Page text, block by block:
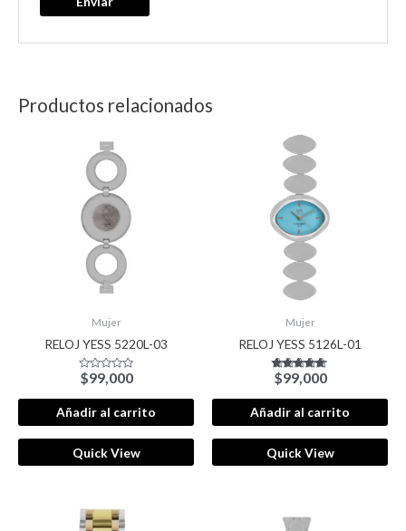
Productos relacionados
Mujer
RELOJ YESS 5220L-03
Valorado
con
0
de
5
$99,000
Añadir al carrito
Quick View
Mujer
RELOJ YESS 5126L-01
Valorado con
5.00
de 5
$99,000
Añadir al carrito
Quick View